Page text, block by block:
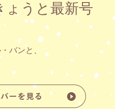
ょうと最新号
バンと、